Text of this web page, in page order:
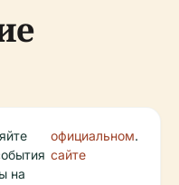
на
официальном
сайте
.